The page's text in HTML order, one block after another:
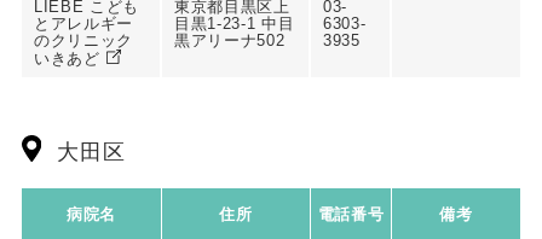
LIEBE こども
とアレルギー
のクリニック
いきあど
東京都目黒区上
目黒1-23-1 中目
黒アリーナ502
03-
6303-
3935
大田区
病院名 住所 電話番号 備考